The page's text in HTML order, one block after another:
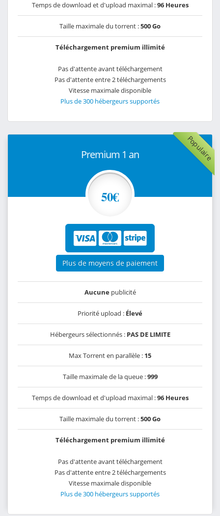
Temps de download et d'upload maximal :96 Heures
Taille maximale du torrent :500 Go
Téléchargement premium illimité
Pas d'attente avant téléchargement
Pas d'attente entre 2 téléchargements
Vitesse maximale disponible
Plus de 300 hébergeurs supportés
Populaire
Premium 1 an
50€
Plus de moyens de paiement
Aucunepublicité
Priorité upload : Élevé
Hébergeurs sélectionnés : PAS DE LIMITE
Max Torrent en parallèle : 15
Taille maximale de la queue :999
Temps de download et d'upload maximal :96 Heures
Taille maximale du torrent :500 Go
Téléchargement premium illimité
Pas d'attente avant téléchargement
Pas d'attente entre 2 téléchargements
Vitesse maximale disponible
Plus de 300 hébergeurs supportés